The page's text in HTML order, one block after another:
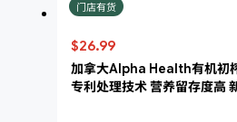
门店有货
$26.99
加拿大Alpha Health有机初
专利处理技术 营养留存度高